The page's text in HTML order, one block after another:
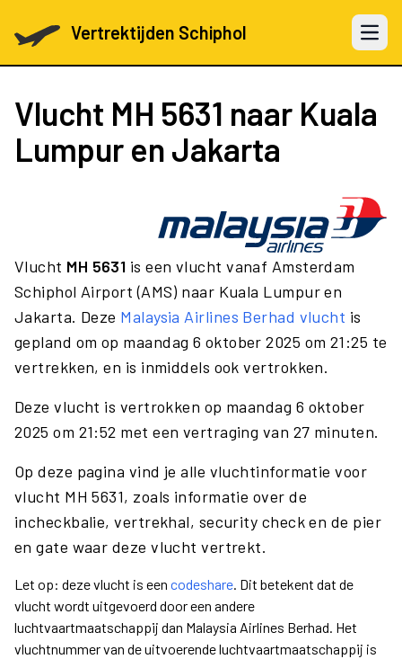
Vertrektijden Schiphol Open
Vlucht MH 5631 naar Kuala
Lumpur en Jakarta
Vlucht MH 5631 is een vlucht vanaf Amsterdam
Schiphol Airport (AMS) naar Kuala Lumpur en
Jakarta. Deze Malaysia Airlines Berhad vlucht is
gepland om op maandag 6 oktober 2025 om 21:25 te
vertrekken, en is inmiddels ook vertrokken.
Deze vlucht is vertrokken op maandag 6 oktober
2025 om 21:52 met een vertraging van 27 minuten.
Op deze pagina vind je alle vluchtinformatie voor
vlucht MH 5631, zoals informatie over de
incheckbalie, vertrekhal, security check en de pier
en gate waar deze vlucht vertrekt.
Let op: deze vlucht is een codeshare. Dit betekent dat de
vlucht wordt uitgevoerd door een andere
luchtvaartmaatschappij dan Malaysia Airlines Berhad. Het
vluchtnummer van de uitvoerende luchtvaartmaatschappij is